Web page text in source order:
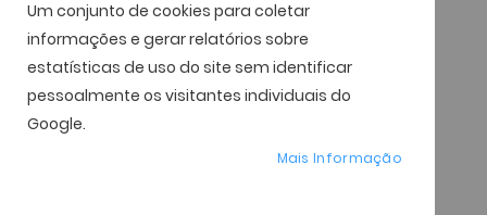
Genero
Material da Armação
Tipo de Lentes
Um conjunto de cookies para coletar
informações e gerar relatórios sobre
estatísticas de uso do site sem identificar
pessoalmente os visitantes individuais do
Google.
Mais Informação